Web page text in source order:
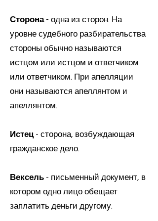
Сторона- одна из сторон. На
уровне судебного разбирательства
стороны обычно называются
истцом или истцом и ответчиком
или ответчиком. При апелляции
они называются апеллянтом и
апеллянтом.
Истец- сторона, возбуждающая
гражданское дело.
Вексель - письменный документ, в
котором одно лицо обещает
заплатить деньги другому.